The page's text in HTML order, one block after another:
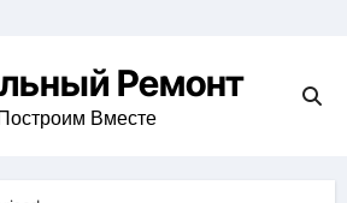
Ремонт
Вместе